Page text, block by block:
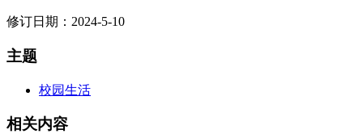
修订日期：2024-5-10
主题
校园生活
相关内容